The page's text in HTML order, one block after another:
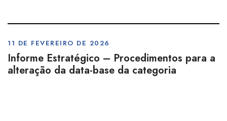
11 DE FEVEREIRO DE 2026
Informe Estratégico – Procedimentos para a
alteração da data-base da categoria